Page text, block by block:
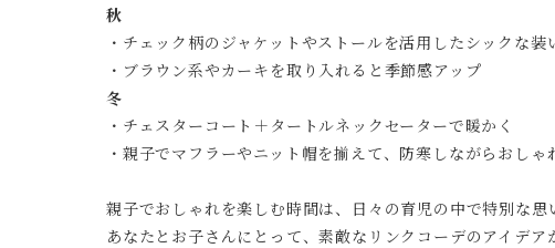
秋
・チェック柄のジャケットやストールを活用したシックな装
・ブラウン系やカーキを取り入れると季節感アップ
冬
・チェスターコート＋タートルネックセーターで暖かく
・親子でマフラーやニット帽を揃えて、防寒しながらおし
親子でおしゃれを楽しむ時間は、日々の育児の中で特別な
あなたとお子さんにとって、素敵なリンクコーデのアイデ